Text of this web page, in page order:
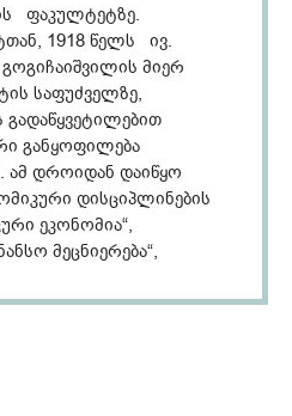
ფაკულტეტზე.
1918 წელს ივ.
მიერ
საფუძველზე,
განყოფილება
ამ დროიდან დაიწყო
დისციპლინების
ეკონომია“,
მეცნიერება“,
ისტორია“,
საქართველოში